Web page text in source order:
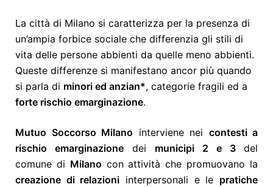
La città di Milano si caratterizza per la presenza di
un’ampia forbice sociale che differenzia gli stili di
vita delle persone abbienti da quelle meno abbienti.
Queste differenze si manifestano ancor più quando
si parla di minori ed anzian*, categorie fragili ed a
forte rischio emarginazione.
Mutuo Soccorso Milano interviene nei contesti a
rischio emarginazione dei municipi 2 e 3 del
comune di Milano con attività che promuovano la
creazione di relazioni interpersonali e le pratiche